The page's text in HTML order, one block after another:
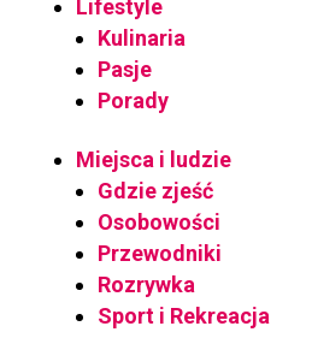
Lifestyle
Kulinaria
Pasje
Porady
Miejsca i ludzie
Gdzie zjeść
Osobowości
Przewodniki
Rozrywka
Sport i Rekreacja